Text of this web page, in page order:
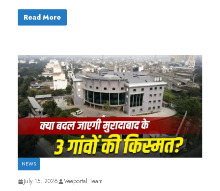
Read More
NEWS
July 15, 2026 Veeportal Team